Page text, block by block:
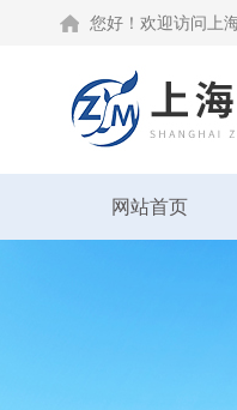
您好！欢迎访问上
网站首页